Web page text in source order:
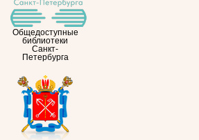
Общедоступные
библиотеки
Санкт-
Петербурга